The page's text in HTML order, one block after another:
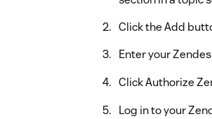
Click the Add
Enter your
Click Authorize
Log in to your